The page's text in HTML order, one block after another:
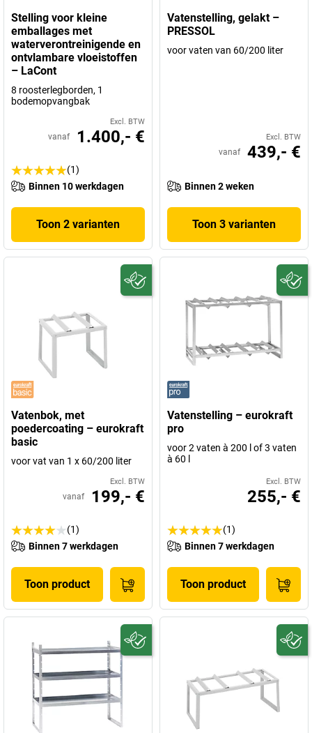
Stelling voor kleine
emballages met
waterverontreinigende en
ontvlambare vloeistoffen
– LaCont
8 roosterlegborden, 1
bodemopvangbak
Excl. BTW
vanaf 1.400,- €
(1)
Binnen 10 werkdagen
Toon 2 varianten
Vatenstelling, gelakt –
PRESSOL
voor vaten van 60/200 liter
Excl. BTW
vanaf 439,- €
Binnen 2 weken
Toon 3 varianten
Vatenbok, met
poedercoating – eurokraft
basic
voor vat van 1 x 60/200 liter
Excl. BTW
vanaf 199,- €
(1)
Binnen 7 werkdagen
Toon product
Vatenstelling – eurokraft
pro
voor 2 vaten à 200 l of 3 vaten
à 60 l
Excl. BTW
255,- €
(1)
Binnen 7 werkdagen
Toon product